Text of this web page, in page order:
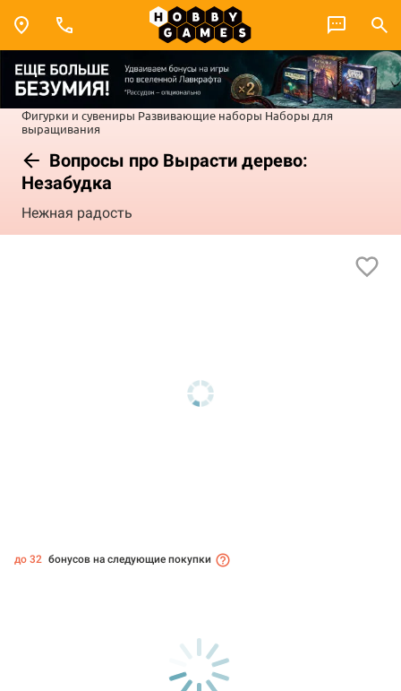
Фигурки и сувениры Развивающие наборы Наборы для
выращивания
Вопросы про Вырасти дерево:
Незабудка
Нежная радость
до 32 бонусов на следующие покупки